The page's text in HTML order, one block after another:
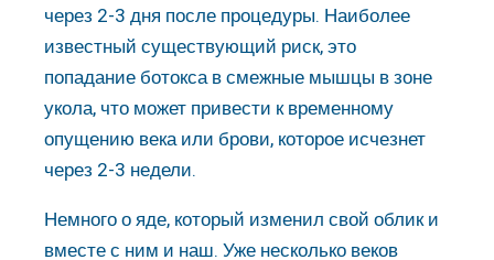
через 2-3 дня после процедуры. Наиболее
известный существующий риск, это
попадание ботокса в смежные мышцы в зоне
укола, что может привести к временному
опущению века или брови, которое исчезнет
через 2-3 недели.
Немного о яде, который изменил свой облик и
вместе с ним и наш. Уже несколько веков